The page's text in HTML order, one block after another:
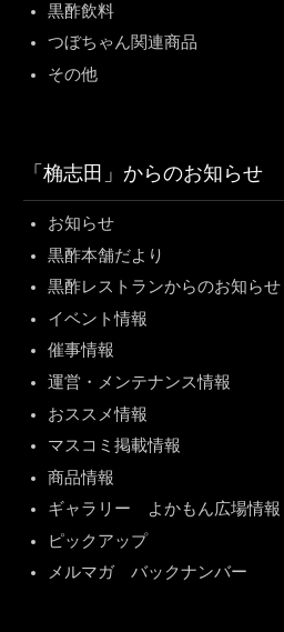
黒酢飲料
つぼちゃん関連商品
その他
「桷志田」からのお知らせ
お知らせ
黒酢本舗だより
黒酢レストランからのお知らせ
イベント情報
催事情報
運営・メンテナンス情報
おススメ情報
マスコミ掲載情報
商品情報
ギャラリー よかもん広場情報
ピックアップ
メルマガ バックナンバー